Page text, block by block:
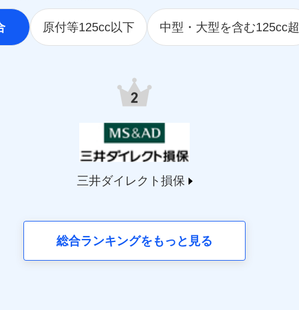
www.tmn-anshin.co.jp/）
）
）
www.msa-life.co.jp/）
)
）
)
)
原付等125cc以下 中型・大型を含む125cc超
三井ダイレクト損保
総合ランキングをもっと見る